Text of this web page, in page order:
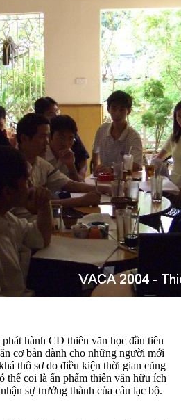
hành CD thiên văn học đầu tiên
cơ bản dành cho những người mới
thô sơ do điều kiện thời gian cũng
thể coi là ấn phẩm thiên văn hữu ích
sự trưởng thành của câu lạc bộ.